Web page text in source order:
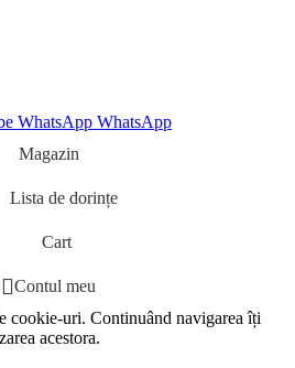
WhatsApp WhatsApp
Magazin
Lista de dorințe
Cart
Contul meu
cookie-uri. Continuând navigarea îți
acestora.